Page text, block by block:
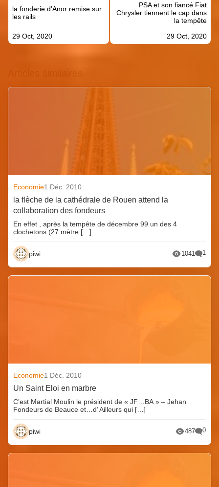
l’article
la fonderie d’Anor remise sur
les rails
29 Oct, 2020
PSA et son fiancé Fiat
Chrysler tiennent le cap dans
la tempête
29 Oct, 2020
Economie1 Déc. 2010
la flèche de la cathédrale de Rouen attend la
collaboration des fondeurs
En effet , après la tempête de décembre 99 un des 4
clochetons (27 mètre […]
piwi 1041 1
Economie1 Déc. 2010
Un Saint Eloi en marbre
C’est Martial Moulin le président de « JF…BA » – Jehan
Fondeurs de Beauce et…d’ Ailleurs qui […]
piwi 487 0